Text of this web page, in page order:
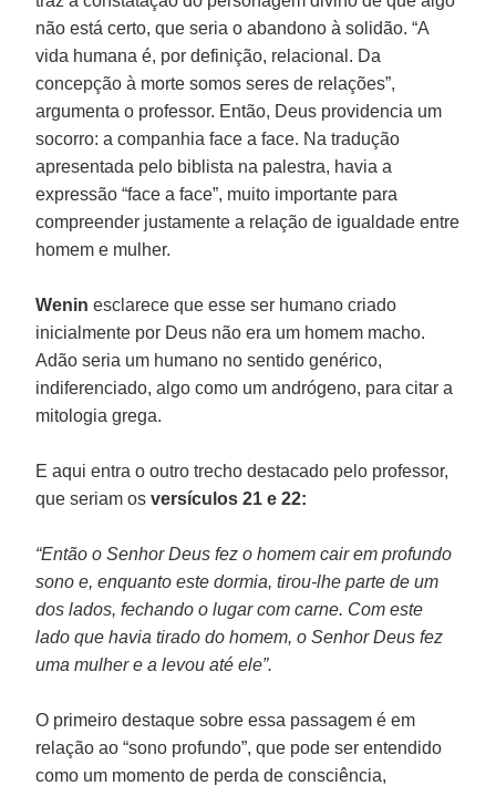
não está certo, que seria o abandono à solidão. “A
vida humana é, por definição, relacional. Da
concepção à morte somos seres de relações”,
argumenta o professor. Então, Deus providencia um
socorro: a companhia face a face. Na tradução
apresentada pelo biblista na palestra, havia a
expressão “face a face”, muito importante para
compreender justamente a relação de igualdade entre
homem e mulher.
Weninesclarece que esse ser humano criado
inicialmente por Deus não era um homem macho.
Adão seria um humano no sentido genérico,
indiferenciado, algo como um andrógeno, para citar a
mitologia grega.
E aqui entra o outro trecho destacado pelo professor,
que seriam osversículos 21 e 22:
“Então o Senhor Deus fez o homem cair em profundo
sono e, enquanto este dormia, tirou-lhe parte de um
dos lados, fechando o lugar com carne. Com este
lado que havia tirado do homem, o Senhor Deus fez
uma mulher e a levou até ele”.
O primeiro destaque sobre essa passagem é em
relação ao “sono profundo”, que pode ser entendido
como um momento de perda de consciência,